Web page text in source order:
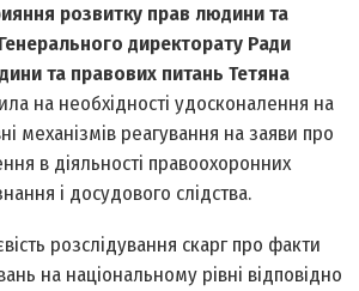
розвитку прав людини та
директорату Ради
та правових питань Тетяна
на необхідності удосконалення на
механізмів реагування на заяви про
в діяльності правоохоронних
і досудового слідства.
розслідування скарг про факти
на національному рівні відповідно